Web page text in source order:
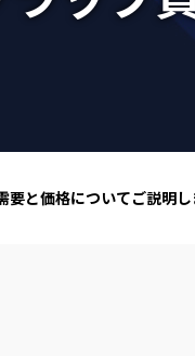
と価格についてご説明し